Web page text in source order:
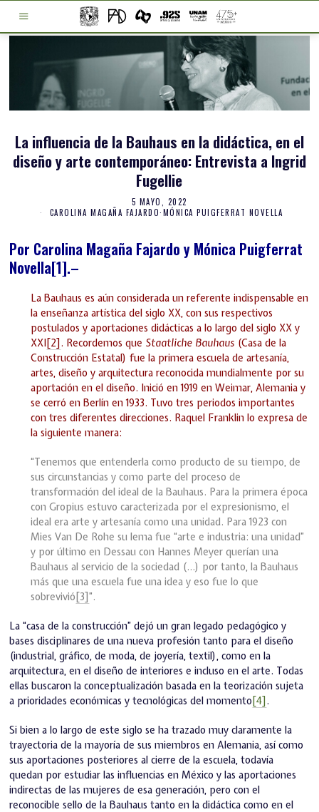
La influencia de la Bauhaus en la didáctica, en el
diseño y arte contemporáneo: Entrevista a Ingrid
Fugellie
5 MAYO, 2022
CAROLINA MAGAÑA FAJARDO·MÓNICA PUIGFERRAT NOVELLA
Por Carolina Magaña Fajardo y Mónica Puigferrat
Novella[1].–
La Bauhaus es aún considerada un referente indispensable en
la enseñanza artística del siglo XX, con sus respectivos
postulados y aportaciones didácticas a lo largo del siglo XX y
XXI[2] . Recordemos que Staatliche Bauhaus (Casa de la
Construcción Estatal) fue la primera escuela de artesanía,
artes, diseño y arquitectura reconocida mundialmente por su
aportación en el diseño. Inició en 1919 en Weimar, Alemania y
se cerró en Berlín en 1933. Tuvo tres periodos importantes
con tres diferentes direcciones. Raquel Franklin lo expresa de
la siguiente manera:
“Tenemos que entenderla como producto de su tiempo, de
sus circunstancias y como parte del proceso de
transformación del ideal de la Bauhaus. Para la primera época
con Gropius estuvo caracterizada por el expresionismo, el
ideal era arte y artesanía como una unidad. Para 1923 con
Mies Van De Rohe su lema fue “arte e industria: una unidad”
y por último en Dessau con Hannes Meyer querían una
Bauhaus al servicio de la sociedad (…) por tanto, la Bauhaus
más que una escuela fue una idea y eso fue lo que
sobrevivió [3]”.
La “casa de la construcción” dejó un gran legado pedagógico y
bases disciplinares de una nueva profesión tanto para el diseño
(industrial, gráfico, de moda, de joyería, textil), como en la
arquitectura, en el diseño de interiores e incluso en el arte. Todas
ellas buscaron la conceptualización basada en la teorización sujeta
a prioridades económicas y tecnológicas del momento [4] .
Si bien a lo largo de este siglo se ha trazado muy claramente la
trayectoria de la mayoría de sus miembros en Alemania, así como
sus aportaciones posteriores al cierre de la escuela, todavía
quedan por estudiar las influencias en México y las aportaciones
indirectas de las mujeres de esa generación, pero con el
reconocible sello de la Bauhaus tanto en la didáctica como en el